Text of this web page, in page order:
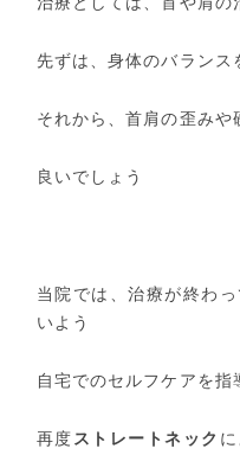
先ずは、身体のバランス
それから、首肩の歪み
良いでしょう
当院では、治療が終わっ
いよう
自宅でのセルフケアを指
再度 ストレートネック